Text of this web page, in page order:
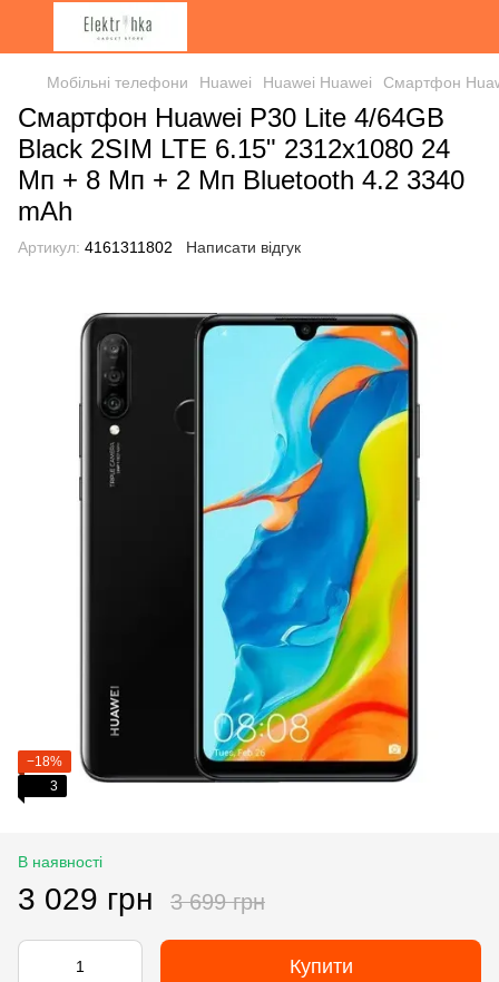
Мобільні телефони Huawei Huawei Huawei Смартфон
Смартфон Huawei P30 Lite 4/64GB
Black 2SIM LTE 6.15" 2312x1080 24
Мп + 8 Мп + 2 Мп Bluetooth 4.2 3340
mAh
Артикул: 4161311802 Написати відгук
−18%
3
В наявності
3 029 грн 3 699 грн
Купити